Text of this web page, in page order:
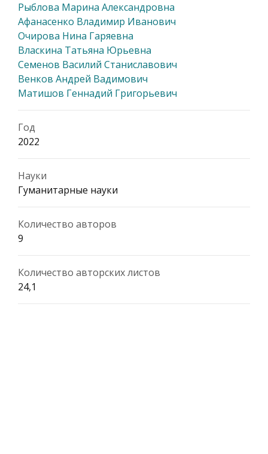
Рыблова Марина Александровна
Афанасенко Владимир Иванович
Очирова Нина Гаряевна
Власкина Татьяна Юрьевна
Семенов Василий Станиславович
Венков Андрей Вадимович
Матишов Геннадий Григорьевич
Год
2022
Науки
Гуманитарные науки
Количество авторов
9
Количество авторских листов
24,1